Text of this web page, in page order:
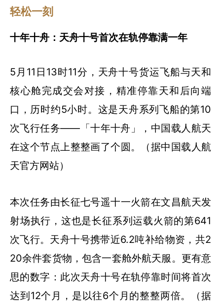
轻松一刻
十年十舟：天舟十号首次在轨停靠满一年
5月11日13时11分，天舟十号货运飞船与天和
核心舱完成交会对接，精准停靠天和后向端
口，历时约5小时。这是天舟系列飞船的第10
次飞行任务——「十年十舟」，中国载人航天
在这个节点上整整画了个圆。（据中国载人航
天官方网站）
本次任务由长征七号遥十一火箭在文昌航天发
射场执行，这也是长征系列运载火箭的第641
次飞行。天舟十号携带近6.2吨补给物资，共2
20余件套货物，包含一套舱外航天服。更有意
思的数字：此次天舟十号在轨停靠时间将首次
达到12个月，是以往6个月的整整两倍。（据